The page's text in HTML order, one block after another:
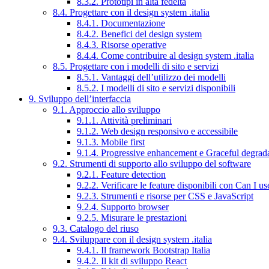
8.4. Progettare con il design system .italia
8.4.1. Documentazione
8.4.2. Benefici del design system
8.4.3. Risorse operative
8.4.4. Come contribuire al design system .italia
8.5. Progettare con i modelli di sito e servizi
8.5.1. Vantaggi dell’utilizzo dei modelli
8.5.2. I modelli di sito e servizi disponibili
9. Sviluppo dell’interfaccia
9.1. Approccio allo sviluppo
9.1.1. Attività preliminari
9.1.2. Web design responsivo e accessibile
9.1.3. Mobile first
9.1.4. Progressive enhancement e Graceful
9.2. Strumenti di supporto allo sviluppo del software
9.2.1. Feature detection
9.2.2. Verificare le feature disponibili con Can I
9.2.3. Strumenti e risorse per CSS e JavaScript
9.2.4. Supporto browser
9.2.5. Misurare le prestazioni
9.3. Catalogo del riuso
9.4. Sviluppare con il design system .italia
9.4.1. Il framework Bootstrap Italia
9.4.2. Il kit di sviluppo React